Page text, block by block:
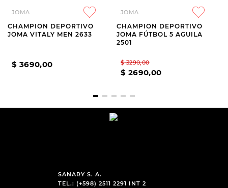
JOMA
CHAMPION DEPORTIVO
JOMA VITALY MEN 2633
$ 3690,00
JOMA
CHAMPION DEPORTIVO
JOMA FÚTBOL 5 AGUILA
2501
$ 3290,00
$ 2690,00
SANARY S. A.
TEL.: (+598) 2511 2291 INT 2